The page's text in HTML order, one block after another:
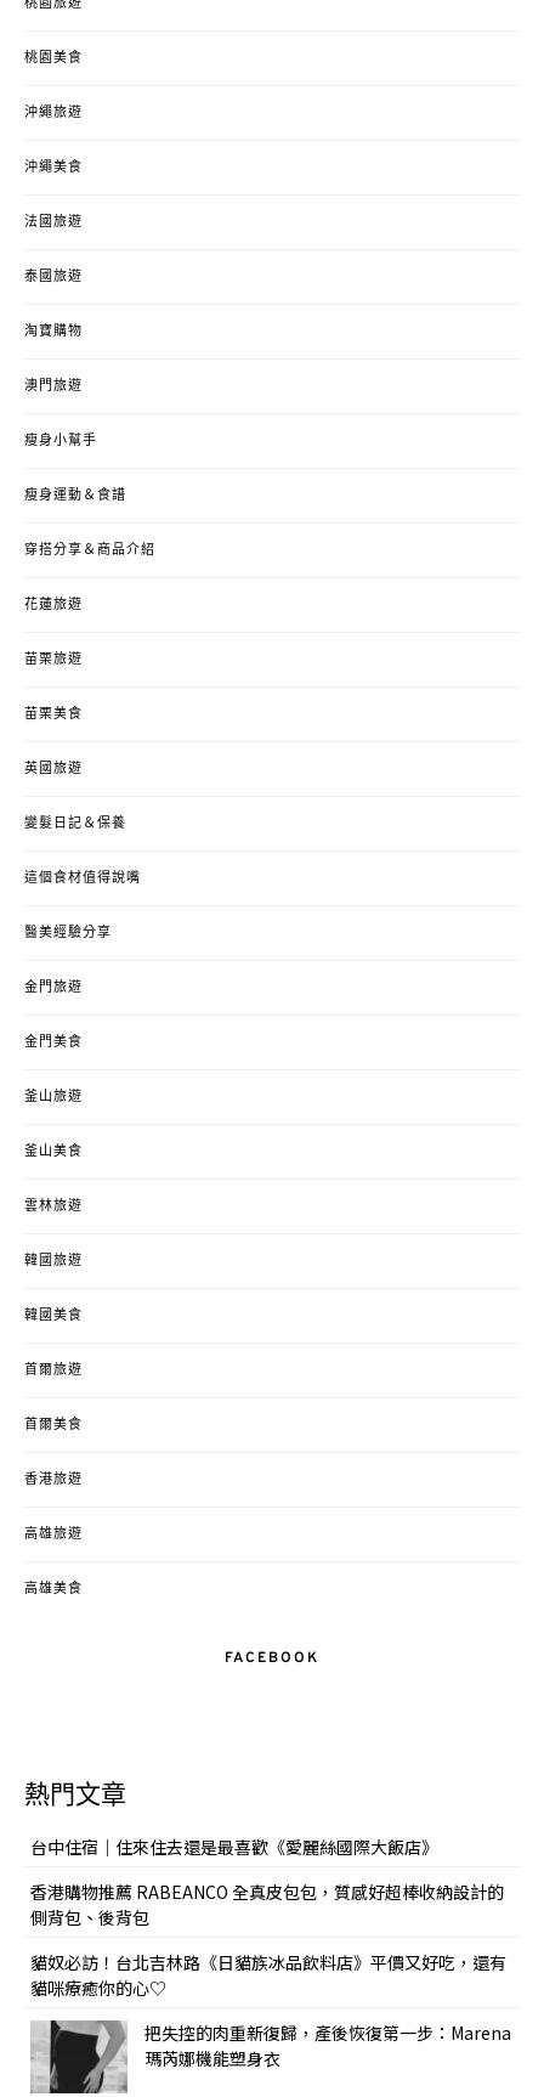
桃園旅遊
桃園美食
沖繩旅遊
沖繩美食
法國旅遊
泰國旅遊
淘寶購物
澳門旅遊
瘦身小幫手
瘦身運動＆食譜
穿搭分享＆商品介紹
花蓮旅遊
苗栗旅遊
苗栗美食
英國旅遊
變髮日記＆保養
這個食材值得說嘴
醫美經驗分享
金門旅遊
金門美食
釜山旅遊
釜山美食
雲林旅遊
韓國旅遊
韓國美食
首爾旅遊
首爾美食
香港旅遊
高雄旅遊
高雄美食
FACEBOOK
熱門文章
台中住宿｜住來住去還是最喜歡《愛麗絲國際大飯店》
香港購物推薦 RABEANCO 全真皮包包，質感好超棒收納設計的
側背包、後背包
貓奴必訪！台北吉林路《日貓族冰品飲料店》平價又好吃，還有
貓咪療癒你的心♡
把失控的肉重新復歸，產後恢復第一步：Marena
瑪芮娜機能塑身衣